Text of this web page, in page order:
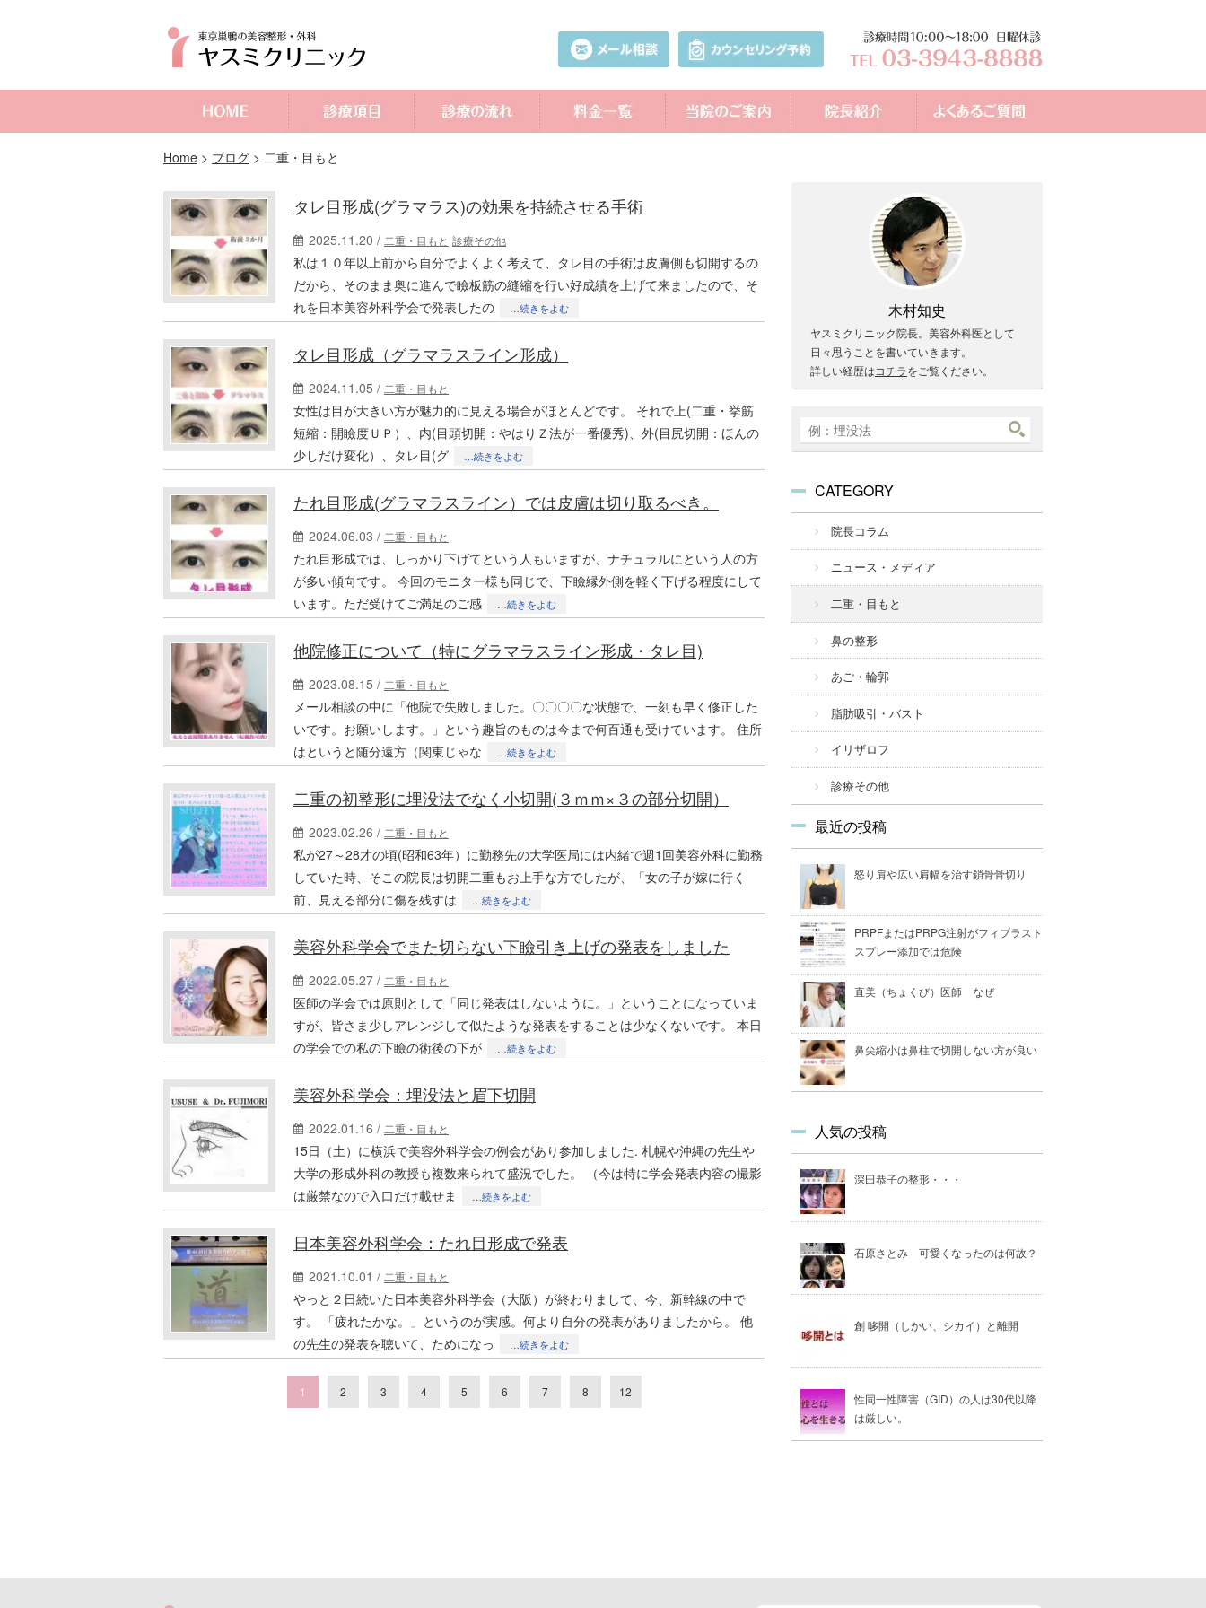
Home > ブログ > 二重・目もと
タレ目形成(グラマラス)の効果を持続させる手術
2025.11.20 / 二重・目もと 診療その他
私は１０年以上前から自分でよくよく考えて、タレ目の手術は皮膚側も切開するの
だから、そのまま奥に進んで瞼板筋の縫縮を行い好成績を上げて来ましたので、そ
れを日本美容外科学会で発表したの
…続きをよむ
タレ目形成（グラマラスライン形成）
2024.11.05 / 二重・目もと
女性は目が大きい方が魅力的に見える場合がほとんどです。 それで上(二重・挙筋
短縮：開瞼度ＵＰ）、内(目頭切開：やはりＺ法が一番優秀)、外(目尻切開：ほんの
少しだけ変化）、タレ目(グ
…続きをよむ
たれ目形成(グラマラスライン）では皮膚は切り取るべき。
2024.06.03 / 二重・目もと
たれ目形成では、しっかり下げてという人もいますが、ナチュラルにという人の方
が多い傾向です。 今回のモニター様も同じで、下瞼縁外側を軽く下げる程度にして
います。ただ受けてご満足のご感
…続きをよむ
他院修正について（特にグラマラスライン形成・タレ目)
2023.08.15 / 二重・目もと
メール相談の中に「他院で失敗しました。〇〇〇〇な状態で、一刻も早く修正した
いです。お願いします。」という趣旨のものは今まで何百通も受けています。 住所
はというと随分遠方（関東じゃな
…続きをよむ
二重の初整形に埋没法でなく小切開(３ｍｍ×３の部分切開）
2023.02.26 / 二重・目もと
私が27～28才の頃(昭和63年）に勤務先の大学医局には内緒で週1回美容外科に勤務
していた時、そこの院長は切開二重もお上手な方でしたが、「女の子が嫁に行く
前、見える部分に傷を残すは
…続きをよむ
美容外科学会でまた切らない下瞼引き上げの発表をしました
2022.05.27 / 二重・目もと
医師の学会では原則として「同じ発表はしないように。」ということになっていま
すが、皆さま少しアレンジして似たような発表をすることは少なくないです。 本日
の学会での私の下瞼の術後の下が
…続きをよむ
美容外科学会：埋没法と眉下切開
2022.01.16 / 二重・目もと
15日（土）に横浜で美容外科学会の例会があり参加しました. 札幌や沖縄の先生や
大学の形成外科の教授も複数来られて盛況でした。 （今は特に学会発表内容の撮影
は厳禁なので入口だけ載せま
…続きをよむ
日本美容外科学会：たれ目形成で発表
2021.10.01 / 二重・目もと
やっと２日続いた日本美容外科学会（大阪）が終わりまして、今、新幹線の中で
す。 「疲れたかな。」というのが実感。何より自分の発表がありましたから。 他
の先生の発表を聴いて、ためになっ
…続きをよむ
1 2 3 4 5 6 7 8 12
木村知史
ヤスミクリニック院長。美容外科医として
日々思うことを書いていきます。
詳しい経歴はコチラをご覧ください。
CATEGORY
院長コラム
ニュース・メディア
二重・目もと
鼻の整形
あご・輪郭
脂肪吸引・バスト
イリザロフ
診療その他
最近の投稿
怒り肩や広い肩幅を治す鎖骨骨切り
PRPFまたはPRPG注射がフィブラスト
スプレー添加では危険
直美（ちょくび）医師 なぜ
鼻尖縮小は鼻柱で切開しない方が良い
人気の投稿
深田恭子の整形・・・
石原さとみ 可愛くなったのは何故？
創 哆開（しかい、シカイ）と離開
性同一性障害（GID）の人は30代以降
は厳しい。